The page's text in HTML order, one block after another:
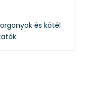
és kötél